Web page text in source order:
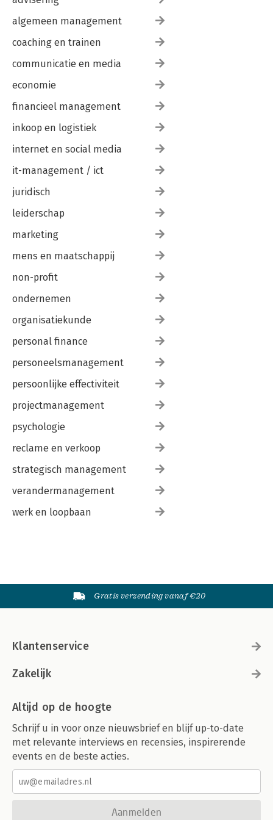
9.1 Leren van communicatie op drie niveaus 313
9.2 Activiteiten voor ervaringsgericht leren van communicatie
315
9.3 ALOBA-methode voor reflectie en feedback op
communicatie 316
Bijlage 2 Format verslag voor reflectie en feedback op een
consultobservatie 333
Literatuur 337
Register 377
Over de auteurs 381
algemeen management
coaching en trainen
communicatie en media
economie
financieel management
inkoop en logistiek
internet en social media
it-management / ict
juridisch
leiderschap
marketing
mens en maatschappij
non-profit
ondernemen
organisatiekunde
personal finance
personeelsmanagement
persoonlijke effectiviteit
projectmanagement
psychologie
reclame en verkoop
strategisch management
verandermanagement
werk en loopbaan
Gratis verzending vanaf €20
Klantenservice
Zakelijk
Altijd op de hoogte
Schrijf u in voor onze nieuwsbrief en blijf up-to-date
met relevante interviews en recensies, inspirerende
events en de beste acties.
Aanmelden